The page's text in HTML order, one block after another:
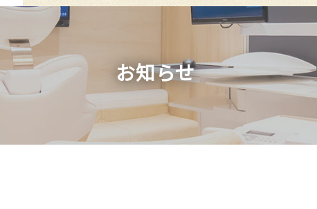
お知らせ